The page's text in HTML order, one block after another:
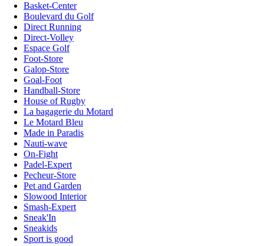
Basket-Center
Boulevard du Golf
Direct Running
Direct-Volley
Espace Golf
Foot-Store
Galop-Store
Goal-Foot
Handball-Store
House of Rugby
La bagagerie du Motard
Le Motard Bleu
Made in Paradis
Nauti-wave
On-Fight
Padel-Expert
Pecheur-Store
Pet and Garden
Slowood Interior
Smash-Expert
Sneak'In
Sneakids
Sport is good